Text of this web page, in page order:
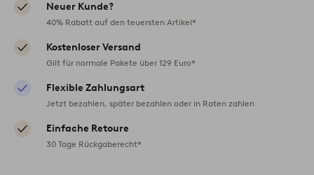
Neuer Kunde?
40% Rabatt auf den teuersten Artikel*
Kostenloser Versand
Gilt für normale Pakete über 129 Euro*
Flexible Zahlungsart
Jetzt bezahlen, später bezahlen oder in Raten zahlen
Einfache Retoure
30 Tage Rückgaberecht*